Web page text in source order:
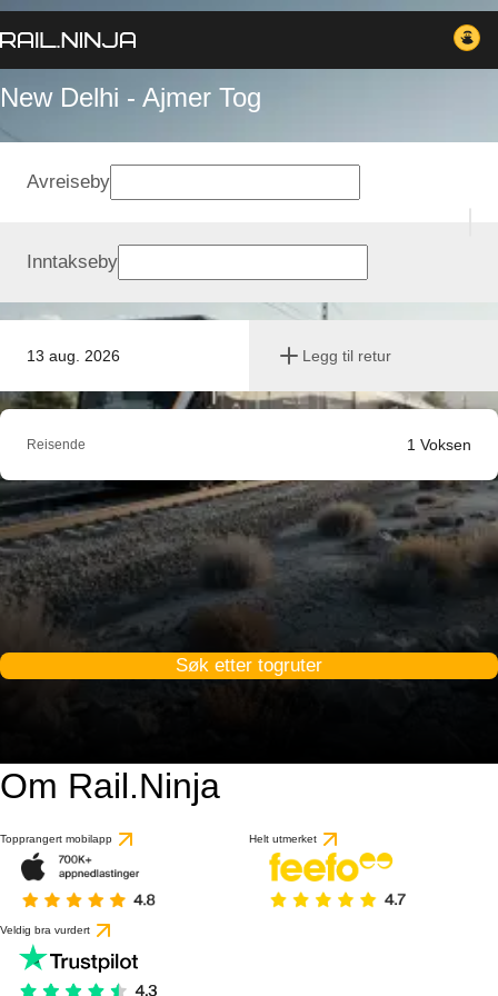
New Delhi - Ajmer Tog
13 aug. 2026 Legg til retur
Avreiseby
Inntakseby
Reisende 1 Voksen
Søk etter togruter
Om Rail.Ninja
Topprangert mobilapp Helt utmerket
Veldig bra vurdert
basert på 1